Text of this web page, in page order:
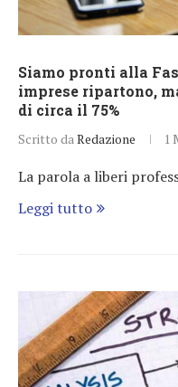
Siamo pronti alla
imprese ripartono,
di circa il 75%
Scritto da Redazione 1
La parola a liberi
Leggi tutto